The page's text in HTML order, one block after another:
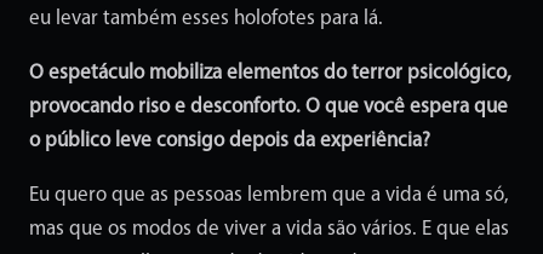
eu levar também esses holofotes para lá.
O espetáculo mobiliza elementos do terror psicológico,
provocando riso e desconforto. O que você espera que
o público leve consigo depois da experiência?
Eu quero que as pessoas lembrem que a vida é uma só,
mas que os modos de viver a vida são vários. E que elas